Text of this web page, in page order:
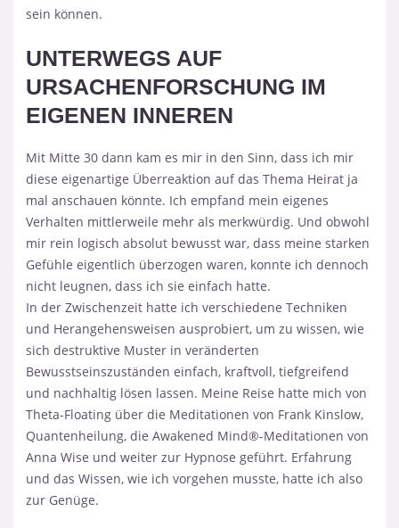
sein können.
UNTERWEGS AUF
URSACHENFORSCHUNG IM
EIGENEN INNEREN
Mit Mitte 30 dann kam es mir in den Sinn, dass ich mir
diese eigenartige Überreaktion auf das Thema Heirat ja
mal anschauen könnte. Ich empfand mein eigenes
Verhalten mittlerweile mehr als merkwürdig. Und obwohl
mir rein logisch absolut bewusst war, dass meine starken
Gefühle eigentlich überzogen waren, konnte ich dennoch
nicht leugnen, dass ich sie einfach hatte.
In der Zwischenzeit hatte ich verschiedene Techniken
und Herangehensweisen ausprobiert, um zu wissen, wie
sich destruktive Muster in veränderten
Bewusstseinszuständen einfach, kraftvoll, tiefgreifend
und nachhaltig lösen lassen. Meine Reise hatte mich von
Theta-Floating über die Meditationen von Frank Kinslow,
Quantenheilung, die Awakened Mind®-Meditationen von
Anna Wise und weiter zur Hypnose geführt. Erfahrung
und das Wissen, wie ich vorgehen musste, hatte ich also
zur Genüge.